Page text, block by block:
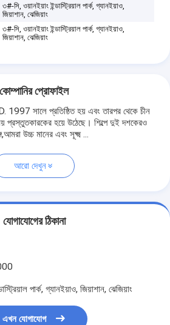
৩#-সি, ওয়ানইয়াং ইন্ডাস্ট্রিয়াল পার্ক, গ্যানইয়াও,
জিয়াশান, ঝেজিয়াং
৩#-সি, ওয়ানইয়াং ইন্ডাস্ট্রিয়াল পার্ক, গ্যানইয়াও,
জিয়াশান, ঝেজিয়াং
কোম্পানির প্রোফাইল
সালে প্রতিষ্ঠিত হয় এবং তারপর থেকে চীন
প্রস্তুতকারকের হয়ে উঠেছে। শিল্পে দুই দশকেরও
উচ্চ মানের এবং সূক্ষ্ম ...
আরো দেখুন
যোগাযোগের ঠিকানা
পার্ক, গ্যানইয়াও, জিয়াশান, ঝেজিয়াং
এখন যোগাযোগ